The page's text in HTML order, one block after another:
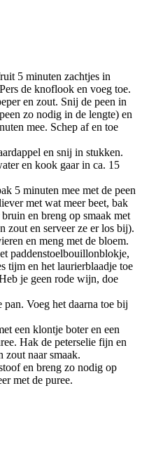
5 minuten zachtjes in
de knoflook en voeg toe.
en zout. Snij de peen in
zo nodig in de lengte) en
mee. Schep af en toe
en snij in stukken.
en kook gaar in ca. 15
5 minuten mee met de peen
met wat meer beet, bak
en breng op smaak met
zout en serveer ze er los bij).
en meng met de bloem.
paddenstoelbouillonblokje,
tijm en het laurierblaadje toe
je geen rode wijn, doe
Voeg het daarna toe bij
een klontje boter en een
Hak de peterselie fijn en
zout naar smaak.
en breng zo nodig op
met de puree.